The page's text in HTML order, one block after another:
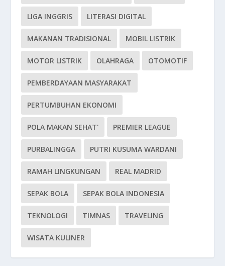
LIGA INGGRIS LITERASI DIGITAL
MAKANAN TRADISIONAL MOBIL LISTRIK
MOTOR LISTRIK OLAHRAGA OTOMOTIF
PEMBERDAYAAN MASYARAKAT
PERTUMBUHAN EKONOMI
POLA MAKAN SEHAT' PREMIER LEAGUE
PURBALINGGA PUTRI KUSUMA WARDANI
RAMAH LINGKUNGAN REAL MADRID
SEPAK BOLA SEPAK BOLA INDONESIA
TEKNOLOGI TIMNAS TRAVELING
WISATA KULINER